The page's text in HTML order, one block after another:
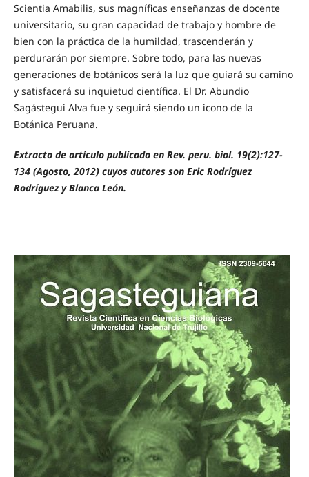
Scientia Amabilis, sus magníficas enseñanzas de docente
universitario, su gran capacidad de trabajo y hombre de
bien con la práctica de la humildad, trascenderán y
perdurarán por siempre. Sobre todo, para las nuevas
generaciones de botánicos será la luz que guiará su camino
y satisfacerá su inquietud científica. El Dr. Abundio
Sagástegui Alva fue y seguirá siendo un icono de la
Botánica Peruana.
Extracto de artículo publicado en Rev. peru. biol. 19(2):127-
134 (Agosto, 2012) cuyos autores son Eric Rodríguez
Rodríguez y Blanca León.